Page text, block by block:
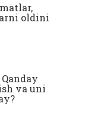
oldini
va uni